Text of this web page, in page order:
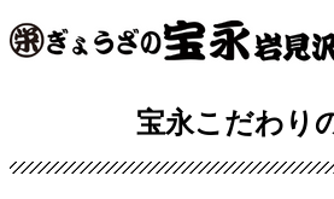
宝永こだわり